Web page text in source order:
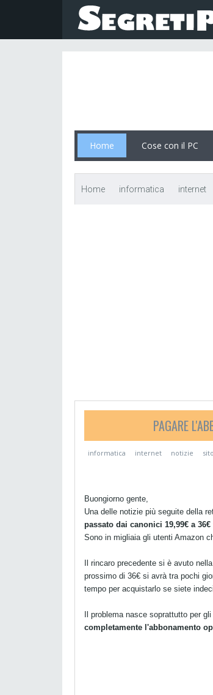
Home Cose con il PC
Home informatica internet
PAGARE
informatica internet notizie sito
Buongiorno gente,
Una delle notizie più seguite della
passato dai canonici 19,99€ a
Sono in migliaia gli utenti Amazon
Il rincaro precedente si è avuto
prossimo di 36€ si avrà tra pochi
tempo per acquistarlo se siete
Il problema nasce soprattutto per
completamente l'abbonamento